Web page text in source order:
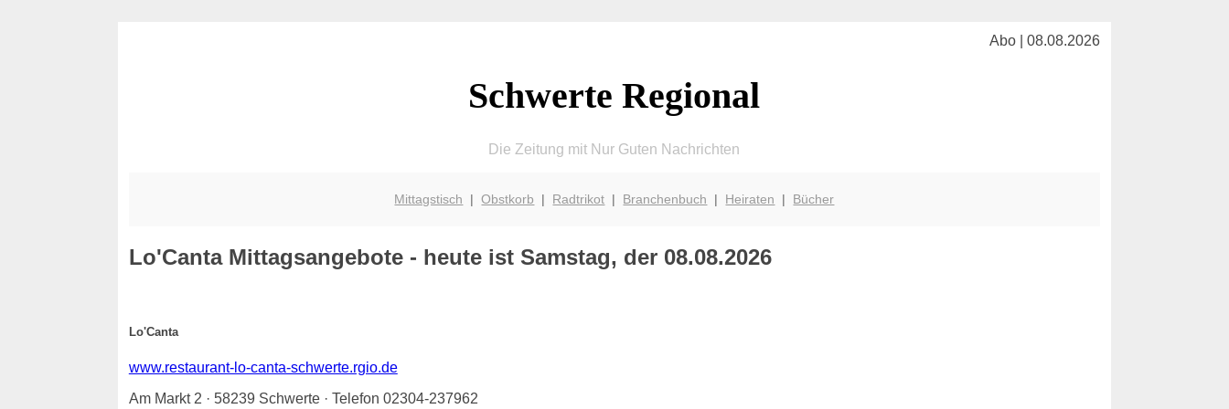
Abo | 08.08.2026
Schwerte Regional
Die Zeitung mit Nur Guten Nachrichten
Mittagstisch |Obstkorb | Radtrikot | Branchenbuch | Heiraten | Bücher
Lo'CantaMittagsangebote - heute ist Samstag, der 08.08.2026
Lo'Canta
www.restaurant-lo-canta-schwerte.rgio.de
Am Markt 2 · 58239 Schwerte · Telefon 02304-237962